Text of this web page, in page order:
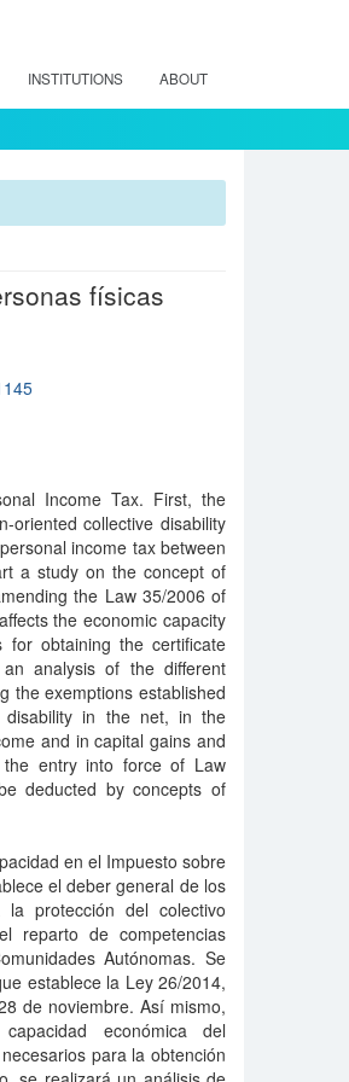
INSTITUTIONS ABOUT
físicas
Income Tax. First, the
oriented collective disability
income tax between
a study on the concept of
the Law 35/2006 of
the economic capacity
obtaining the certificate
analysis of the different
the exemptions established
in the net, in the
and in capital gains and
entry into force of Law
deducted by concepts of
en el Impuesto sobre
el deber general de los
protección del colectivo
reparto de competencias
Autónomas. Se
establece la Ley 26/2014,
de noviembre. Así mismo,
económica del
para la obtención